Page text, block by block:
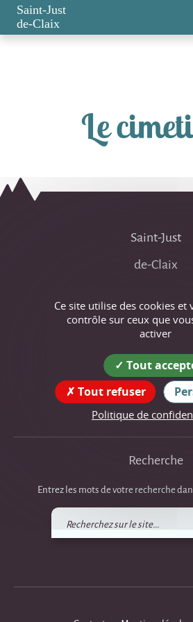
Saint-Just
de-Claix
Le
Saint-Just
de-Claix
de la mairie
22 place de l'Église
tél : 04 75 48 43 67
Suivez nous !
Recherche
Entrez les mots de votre recherche
Recherchez
Panneau de gestion des cookies
Ce site utilise des cookies et
contrôle sur ceux que
activer
Tout
Tout refuser
Politique de